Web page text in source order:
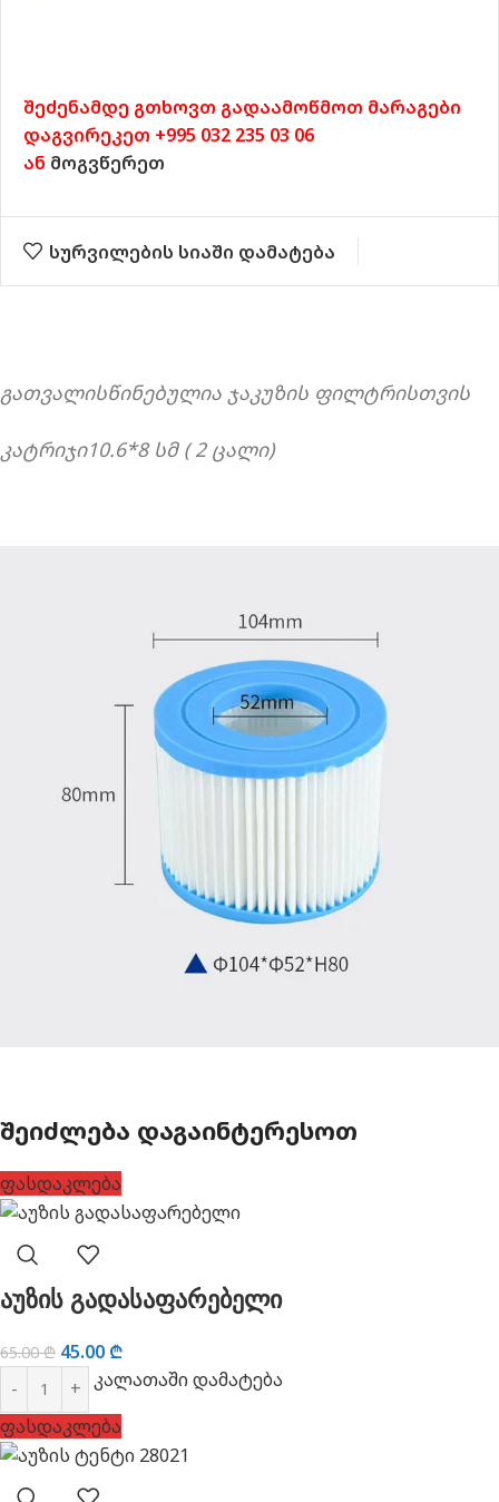
შეძენამდე გთხოვთ გადაამოწმოთ მარაგები
დაგვირეკეთ +995 032 235 03 06
ან მოგვწერეთ
სურვილების სიაში დამატება
გათვალისწინებულია ჯაკუზის ფილტრისთვის
კატრიჯი10.6*8 სმ ( 2 ცალი)
ᲨᲔᲘᲫᲚᲔᲑᲐ ᲓᲐᲒᲐᲘᲜᲢᲔᲠᲔᲡᲝᲗ
ფასდაკლება
აუზის გადასაფარებელი
65.00₾ 45.00 ₾
კალათაში დამატება
ფასდაკლება